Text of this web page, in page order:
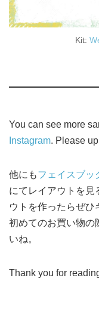
Kit:
You can see more
Instagram. Please
他にもフェイスブッ
にてレイアウトを見
ウトを作ったらぜひ
初めてのお買い物の
いね。
Thank you for